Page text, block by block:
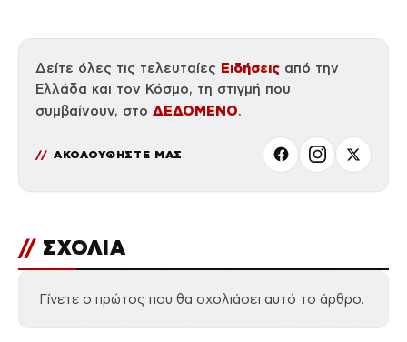
Δείτε όλες τις τελευταίες Ειδήσεις από την
Ελλάδα και τον Κόσμο, τη στιγμή που
συμβαίνουν, στο ΔΕΔΟΜΕΝΟ.
ΑΚΟΛΟΥΘΗΣΤΕ ΜΑΣ
// ΣΧΟΛΙΑ
Γίνετε ο πρώτος που θα σχολιάσει αυτό το άρθρο.